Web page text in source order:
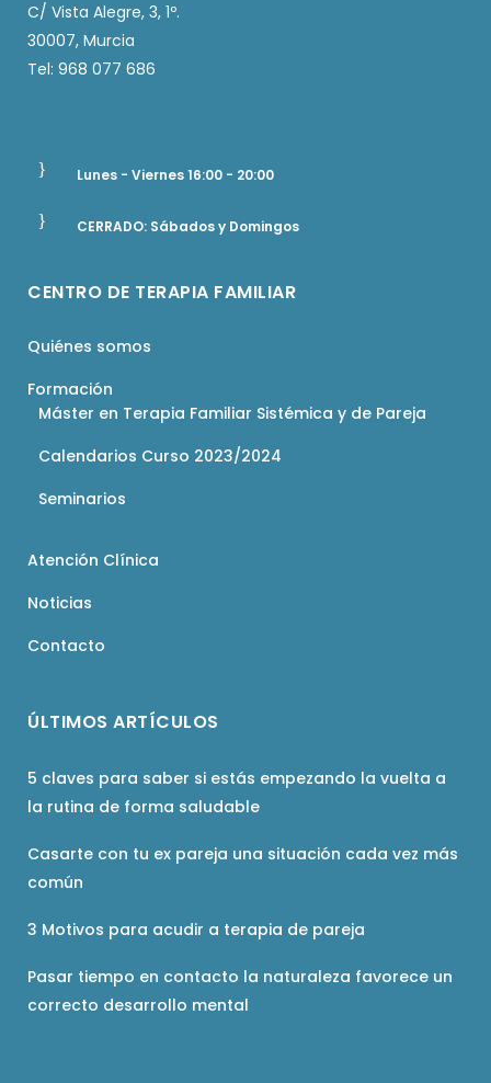
C/ Vista Alegre, 3, 1º.
30007, Murcia
Tel: 968 077 686
Lunes - Viernes 16:00 - 20:00
CERRADO: Sábados y Domingos
CENTRO DE TERAPIA FAMILIAR
Quiénes somos
Formación
Máster en Terapia Familiar Sistémica y de Pareja
Calendarios Curso 2023/2024
Seminarios
Atención Clínica
Noticias
Contacto
ÚLTIMOS ARTÍCULOS
5 claves para saber si estás empezando la vuelta a
la rutina de forma saludable
Casarte con tu ex pareja una situación cada vez más
común
3 Motivos para acudir a terapia de pareja
Pasar tiempo en contacto la naturaleza favorece un
correcto desarrollo mental